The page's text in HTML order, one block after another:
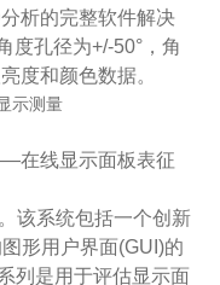
析的完整软件解决
度孔径为+/-50°，角
度和颜色数据。
在线显示面板表征
该系统包括一个创新
形用户界面(GUI)的
列是用于评估显示面